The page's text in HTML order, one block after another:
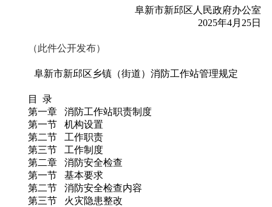
阜新市新邱区人民政府办公室
2025年4月25日
（此件公开发布）
阜新市新邱区乡镇（街道）消防工作站管理规定
目 录
第一章 消防工作站职责制度
第一节 机构设置
第二节 工作职责
第三节 工作制度
第二章 消防安全检查
第一节 基本要求
第二节 消防安全检查内容
第三节 火灾隐患整改